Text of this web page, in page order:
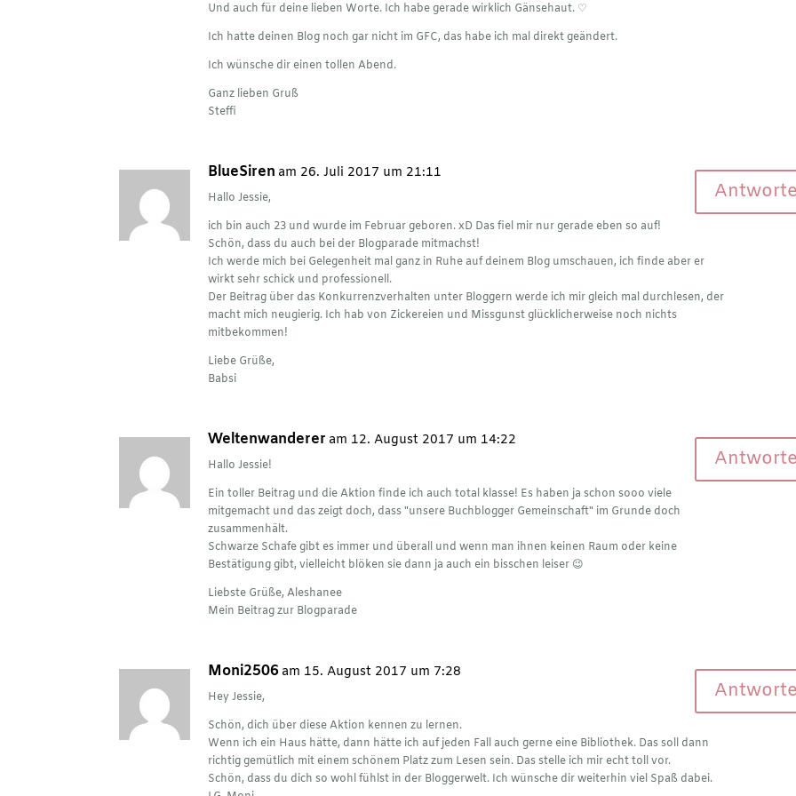
Und auch für deine lieben Worte. Ich habe gerade wirklich Gänsehaut. ♡
Ich hatte deinen Blog noch gar nicht im GFC, das habe ich mal direkt geändert.
Ich wünsche dir einen tollen Abend.
Ganz lieben Gruß
Steffi
BlueSiren am 26. Juli 2017 um 21:11
Hallo Jessie,
ich bin auch 23 und wurde im Februar geboren. xD Das fiel mir nur gerade eben so auf!
Schön, dass du auch bei der Blogparade mitmachst!
Ich werde mich bei Gelegenheit mal ganz in Ruhe auf deinem Blog umschauen, ich finde aber er
wirkt sehr schick und professionell.
Der Beitrag über das Konkurrenzverhalten unter Bloggern werde ich mir gleich mal durchlesen, der
macht mich neugierig. Ich hab von Zickereien und Missgunst glücklicherweise noch nichts
mitbekommen!
Liebe Grüße,
Babsi
Weltenwanderer am 12. August 2017 um 14:22
Hallo Jessie!
Ein toller Beitrag und die Aktion finde ich auch total klasse! Es haben ja schon sooo viele
mitgemacht und das zeigt doch, dass "unsere Buchblogger Gemeinschaft" im Grunde doch
zusammenhält.
Schwarze Schafe gibt es immer und überall und wenn man ihnen keinen Raum oder keine
Bestätigung gibt, vielleicht blöken sie dann ja auch ein bisschen leiser 😉
Liebste Grüße, Aleshanee
Mein Beitrag zur Blogparade
Moni2506 am 15. August 2017 um 7:28
Hey Jessie,
Schön, dich über diese Aktion kennen zu lernen.
Wenn ich ein Haus hätte, dann hätte ich auf jeden Fall auch gerne eine Bibliothek. Das soll dann
richtig gemütlich mit einem schönem Platz zum Lesen sein. Das stelle ich mir echt toll vor.
Schön, dass du dich so wohl fühlst in der Bloggerwelt. Ich wünsche dir weiterhin viel Spaß dabei.